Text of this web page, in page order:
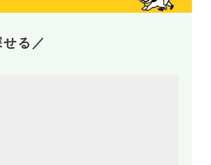
る／